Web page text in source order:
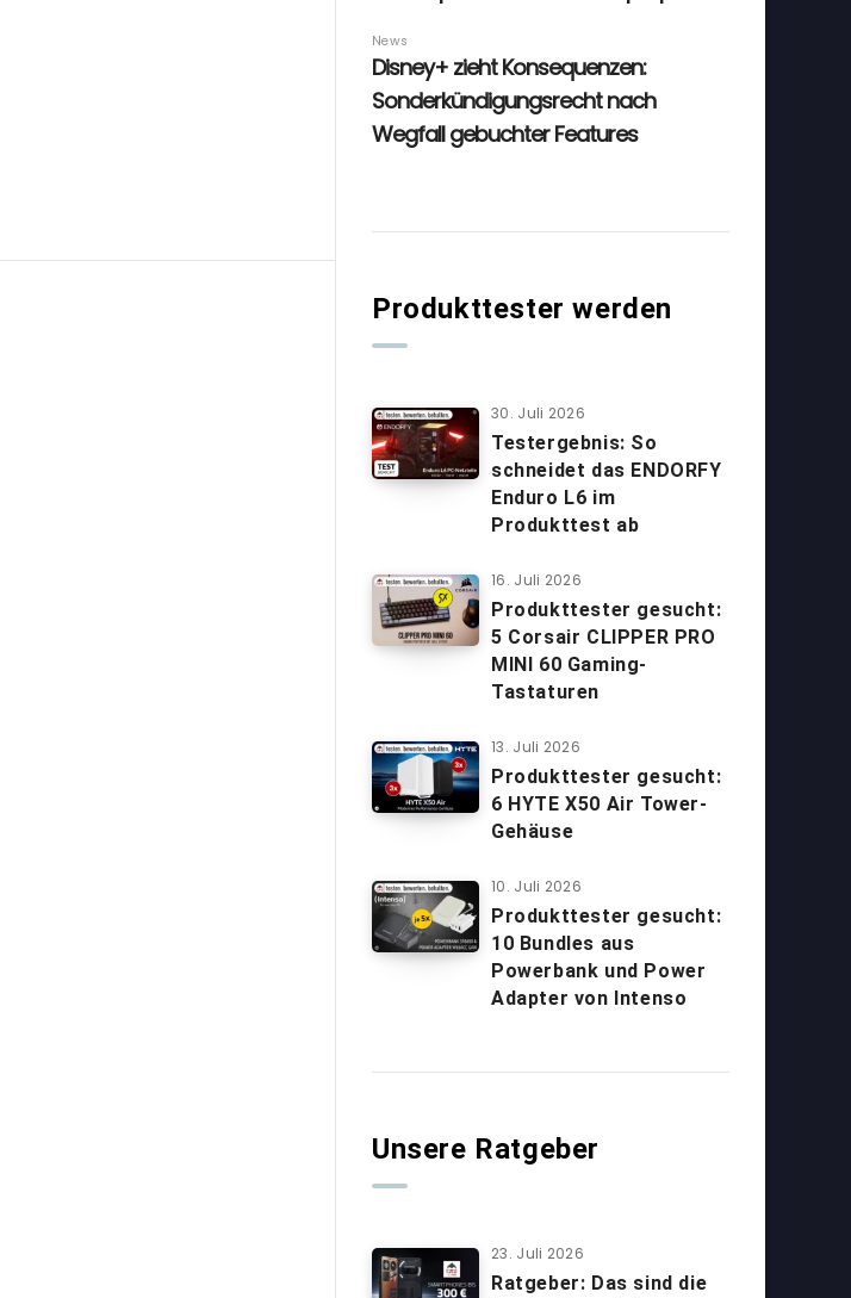
Produkttester werden
30. Juli 2026
Testergebnis: So
schneidet das ENDORFY
Enduro L6 im
Produkttest ab
16. Juli 2026
Produkttester gesucht:
5 Corsair CLIPPER PRO
MINI 60 Gaming-
Tastaturen
13. Juli 2026
Produkttester gesucht:
6 HYTE X50 Air Tower-
Gehäuse
10. Juli 2026
Produkttester gesucht:
10 Bundles aus
Powerbank und Power
Adapter von Intenso
Unsere Ratgeber
23. Juli 2026
Ratgeber: Das sind die